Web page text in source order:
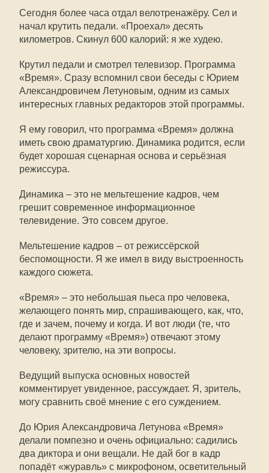
Сегодня более часа отдал велотренажёру. Сел и
начал крутить педали. «Проехал» десять
километров. Скинул 600 калорий: я же худею.
Крутил педали и смотрел телевизор. Программа
«Время». Сразу вспомнил свои беседы с Юрием
Александровичем Летуновым, одним из самых
интересных главных редакторов этой программы.
Я ему говорил, что программа «Время» должна
иметь свою драматургию. Динамика родится, если
будет хорошая сценарная основа и серьёзная
режиссура.
Динамика – это не мельтешение кадров, чем
грешит современное информационное
телевидение. Это совсем другое.
Мельтешение кадров – от режиссёрской
беспомощности. Я же имел в виду выстроенность
каждого сюжета.
«Время» – это небольшая пьеса про человека,
желающего понять мир, спрашивающего, как, что,
где и зачем, почему и когда. И вот люди (те, что
делают программу «Время») отвечают этому
человеку, зрителю, на эти вопросы.
Ведущий выпуска основных новостей
комментирует увиденное, рассуждает. Я, зритель,
могу сравнить своё мнение с его суждением.
До Юрия Александровича Летунова «Время»
делали помпезно и очень официально: садились
два диктора и они вещали. Не дай бог в кадр
попадёт «журавль» с микрофоном, осветительный